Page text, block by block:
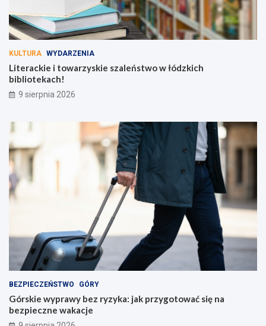
KULTURA WYDARZENIA
Literackie i towarzyskie szaleństwo w łódzkich
bibliotekach!
9 sierpnia 2026
BEZPIECZEŃSTWO GÓRY
Górskie wyprawy bez ryzyka: jak przygotować się na
bezpieczne wakacje